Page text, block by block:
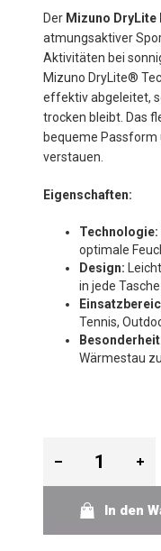
Der Mizuno DryLite
atmungsaktiver
Aktivitäten bei
Mizuno DryLite®
effektiv abgeleitet,
trocken bleibt. Das
bequeme Passform
verstauen.
Eigenschaften:
Technologie:
optimale
Design:
in jede Tasche
Tennis,
Wärmestau
In den